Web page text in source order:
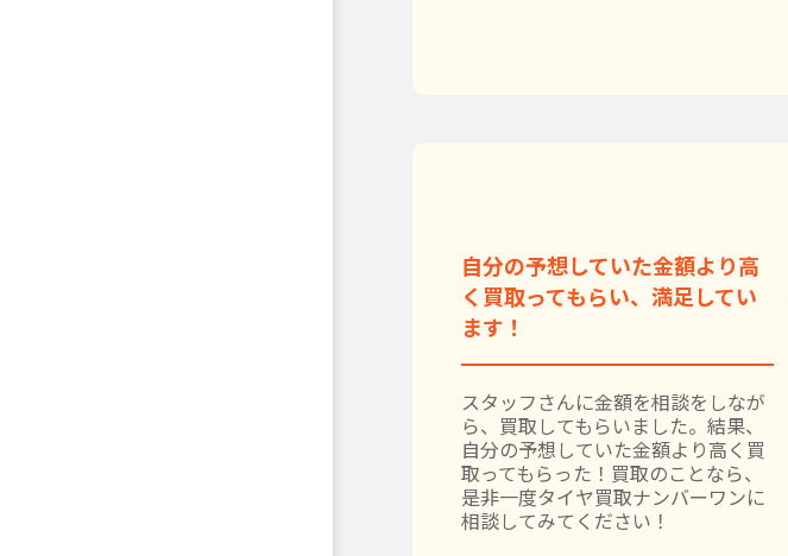
自分の予想していた金額より高
く買取ってもらい、満足してい
ます！
スタッフさんに金額を相談をしなが
ら、買取してもらいました。結果、
自分の予想していた金額より高く買
取ってもらった！買取のことなら、
是非一度タイヤ買取ナンバーワンに
相談してみてください！